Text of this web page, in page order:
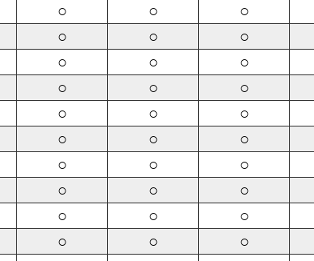
○ ○ ○
○ ○ ○
○ ○ ○
○ ○ ○
○ ○ ○
○ ○ ○
○ ○ ○
○ ○ ○
○ ○ ○
○ ○ ○